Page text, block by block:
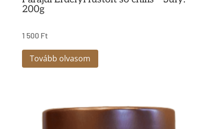
200g
1 500 Ft
Tovább olvasom